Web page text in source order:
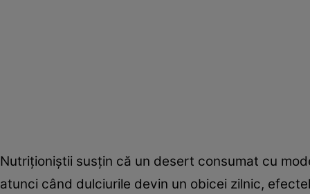
Nutriționiștii susțin că un desert consumat cu
atunci când dulciurile devin un obicei zilnic,